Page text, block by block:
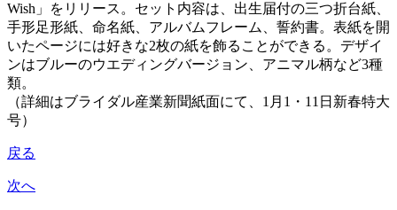
Wish」をリリース。セット内容は、出生届付の三つ折台紙、
手形足形紙、命名紙、アルバムフレーム、誓約書。表紙を開
いたページには好きな2枚の紙を飾ることができる。デザイ
ンはブルーのウエディングバージョン、アニマル柄など3種
類。
（詳細はブライダル産業新聞紙面にて、1月1・11日新春特大
号）
戻る
次へ